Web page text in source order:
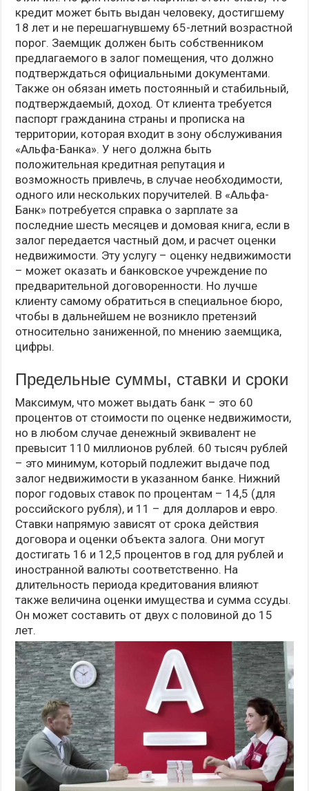
кредит может быть выдан человеку, достигшему
18 лет и не перешагнувшему 65-летний возрастной
порог. Заемщик должен быть собственником
предлагаемого в залог помещения, что должно
подтверждаться официальными документами.
Также он обязан иметь постоянный и стабильный,
подтверждаемый, доход. От клиента требуется
паспорт гражданина страны и прописка на
территории, которая входит в зону обслуживания
«Альфа-Банка». У него должна быть
положительная кредитная репутация и
возможность привлечь, в случае необходимости,
одного или нескольких поручителей. В «Альфа-
Банк» потребуется справка о зарплате за
последние шесть месяцев и домовая книга, если в
залог передается частный дом, и расчет оценки
недвижимости. Эту услугу – оценку недвижимости
– может оказать и банковское учреждение по
предварительной договоренности. Но лучше
клиенту самому обратиться в специальное бюро,
чтобы в дальнейшем не возникло претензий
относительно заниженной, по мнению заемщика,
цифры.
Предельные суммы, ставки и сроки
Максимум, что может выдать банк – это 60
процентов от стоимости по оценке недвижимости,
но в любом случае денежный эквивалент не
превысит 110 миллионов рублей. 60 тысяч рублей
– это минимум, который подлежит выдаче под
залог недвижимости в указанном банке. Нижний
порог годовых ставок по процентам – 14,5 (для
российского рубля), и 11 – для долларов и евро.
Ставки напрямую зависят от срока действия
договора и оценки объекта залога. Они могут
достигать 16 и 12,5 процентов в год для рублей и
иностранной валюты соответственно. На
длительность периода кредитования влияют
также величина оценки имущества и сумма ссуды.
Он может составить от двух с половиной до 15
лет.